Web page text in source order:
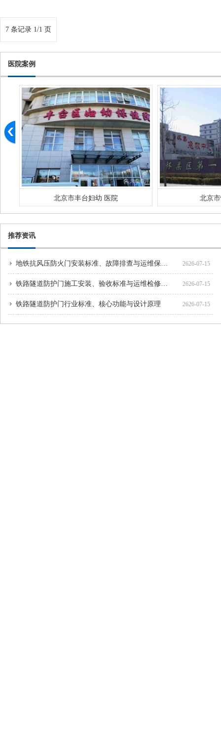
7 条记录 1/1 页
医院案例
北京市怀柔医院 北京
推荐资讯
地铁抗风压防火门安装标准、故障排查与运维保养方案 2626-07-15
铁路隧道防护门施工安装、验收标准与运维检修规范 2626-07-15
铁路隧道防护门行业标准、核心功能与设计原理 2626-07-15